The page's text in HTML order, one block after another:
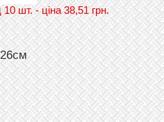
шт. - цiна 38,51 грн.